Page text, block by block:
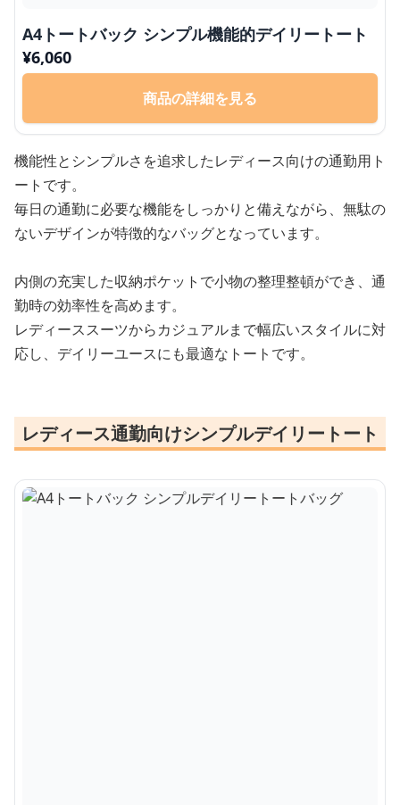
A4トートバック シンプル機能的デイリートート
¥6,060
商品の詳細を見る
機能性とシンプルさを追求したレディース向けの通勤用ト
ートです。
毎日の通勤に必要な機能をしっかりと備えながら、無駄の
ないデザインが特徴的なバッグとなっています。
内側の充実した収納ポケットで小物の整理整頓ができ、通
勤時の効率性を高めます。
レディーススーツからカジュアルまで幅広いスタイルに対
応し、デイリーユースにも最適なトートです。
レディース通勤向けシンプルデイリートート